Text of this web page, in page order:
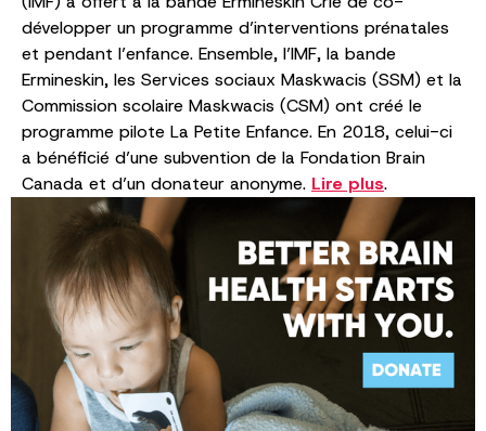
développer un programme d’interventions prénatales
et pendant l’enfance. Ensemble, l’IMF, la bande
Ermineskin, les Services sociaux Maskwacis (SSM) et la
Commission scolaire Maskwacis (CSM) ont créé le
programme pilote La Petite Enfance. En 2018, celui-ci
a bénéficié d’une subvention de la Fondation Brain
Canada et d’un donateur anonyme. Lire plus.